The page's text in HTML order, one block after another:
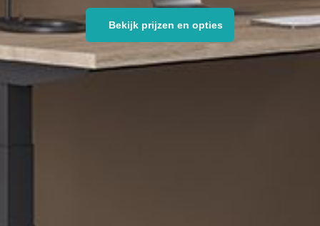
Bekijk prijzen en opties